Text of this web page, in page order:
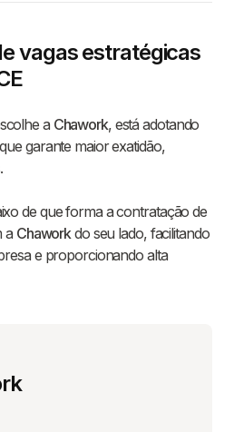
vagas estratégicas
a Chawork, está adotando
garante maior exatidão,
de que forma a contratação de
a Chaworkdo seu lado, facilitando
e proporcionando alta